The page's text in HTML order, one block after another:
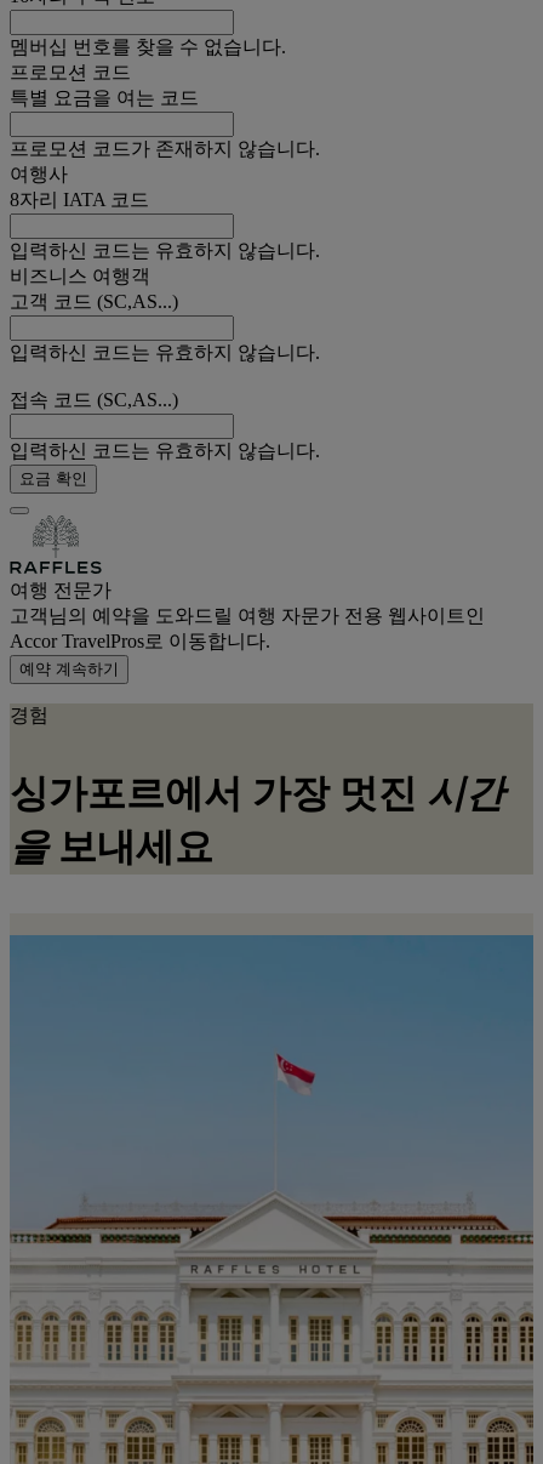
멤버십 번호를 찾을 수 없습니다.
프로모션 코드
특별 요금을 여는 코드
프로모션 코드가 존재하지 않습니다.
여행사
8자리 IATA 코드
입력하신 코드는 유효하지 않습니다.
비즈니스 여행객
고객 코드 (SC,AS...)
입력하신 코드는 유효하지 않습니다.
접속 코드 (SC,AS...)
입력하신 코드는 유효하지 않습니다.
요금 확인
여행 전문가
고객님의 예약을 도와드릴 여행 자문가 전용 웹사이트인
Accor TravelPros로 이동합니다.
예약 계속하기
경험
싱가포르에서 가장 멋진 시간
을 보내세요